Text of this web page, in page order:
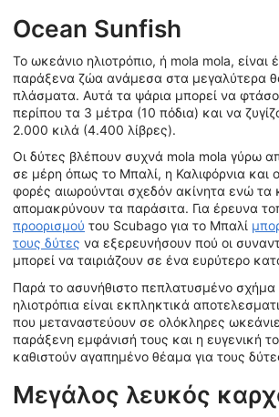
Ocean Sunfish
Το ωκεάνιο ηλιοτρόπιο, ή mola mola, είναι
παράξενα ζώα ανάμεσα στα μεγαλύτερα
πλάσματα. Αυτά τα ψάρια μπορεί να
περίπου τα 3 μέτρα (10 πόδια) και να
2.000 κιλά (4.400 λίβρες).
Οι δύτες βλέπουν συχνά mola mola γύρω
σε μέρη όπως το Μπαλί, η Καλιφόρνια και
φορές αιωρούνται σχεδόν ακίνητα ενώ τα
απομακρύνουν τα παράσιτα. Για έρευνα
προορισμού του Scubago για το Μπαλί
τους δύτες να εξερευνήσουν πού οι
μπορεί να ταιριάζουν σε ένα ευρύτερο
Παρά το ασυνήθιστο πεπλατυσμένο σχήμα
ηλιοτρόπια είναι εκπληκτικά
που μεταναστεύουν σε ολόκληρες
παράξενη εμφάνισή τους και η ευγενική
καθιστούν αγαπημένο θέαμα για τους
Μεγάλος λευκός